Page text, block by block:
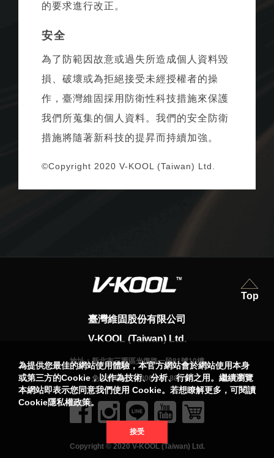
的要求進行改正。
安全
為了防範因故意或過失所造成個人資料毀
損、破壞或為拒絕接受未經授權者的操
作，臺灣維固採用防衛性科技措施來保護
我們所蒐集的個人資料。我們的安全防衛
措施將隨著新科技的提昇而持續加強。
©Copyright 2020 V-KOOL (Taiwan) Ltd.
臺灣維固股份有限公司
V-KOOL (Taiwan) Ltd.
地址：新北市三重區光復路一段81號10樓
免付費電話：0800 087 888
Top
Copyright © 2020 V-KOOL (Taiwan) Ltd.
為提供您最佳的網站使用體驗，本官方網站會於網站使用本身
或第三方的Cookie，以作為技術、分析、行銷之用。繼續瀏覽
本網站即表示您同意我們使用 Cookie。若想瞭解更多，可閱讀
Cookie隱私權政策。
接受